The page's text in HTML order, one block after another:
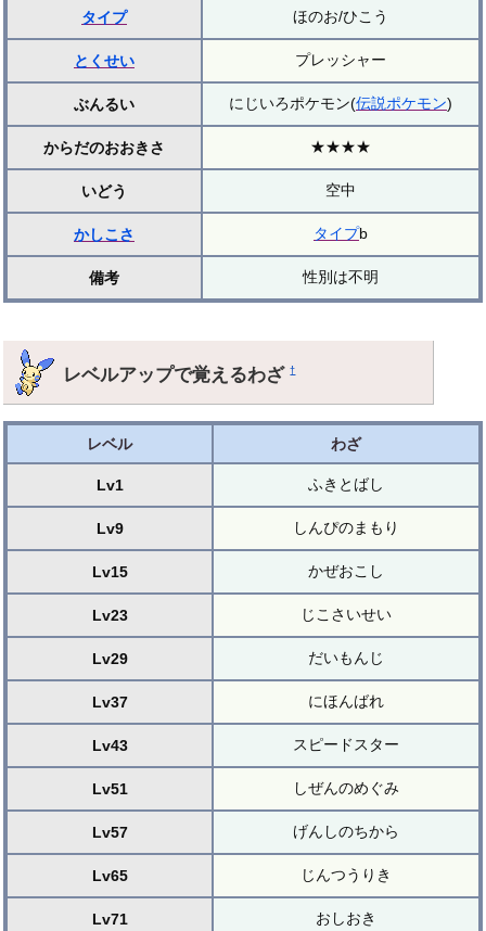
タイプ ほのお/ひこう
とくせい プレッシャー
ぶんるい にじいろポケモン(伝説ポケモン)
からだのおおきさ ★★★★
いどう 空中
かしこさ タイプb
備考 性別は不明
レベルアップで覚えるわざ†
レベル わざ
Lv1 ふきとばし
Lv9 しんぴのまもり
Lv15 かぜおこし
Lv23 じこさいせい
Lv29 だいもんじ
Lv37 にほんばれ
Lv43 スピードスター
Lv51 しぜんのめぐみ
Lv57 げんしのちから
Lv65 じんつうりき
Lv71 おしおき